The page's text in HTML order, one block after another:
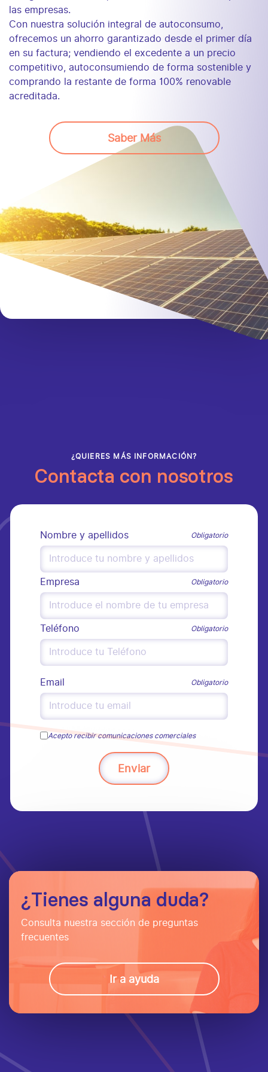
las empresas.
Con nuestra solución integral de autoconsumo,
ofrecemos un ahorro garantizado desde el primer día
en su factura; vendiendo el excedente a un precio
competitivo, autoconsumiendo de forma sostenible y
comprando la restante de forma 100% renovable
acreditada.
Saber Más
¿QUIERES MÁS INFORMACIÓN?
Contacta con nosotros
Nombre y apellidos Obligatorio
Empresa Obligatorio
Teléfono Obligatorio
Email Obligatorio
Acepto recibir comunicaciones comerciales
¿Tienes alguna duda?
Consulta nuestra sección de preguntas
frecuentes
Ir a ayuda